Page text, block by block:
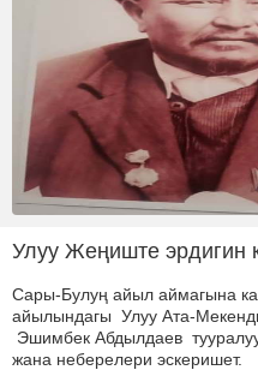
Улуу Жеңиште эрдигин
Сары-Булуң айыл аймагына
айылындагы Улуу Ата-
Эшимбек Абдылдаев
жана неберелери эскеришет.